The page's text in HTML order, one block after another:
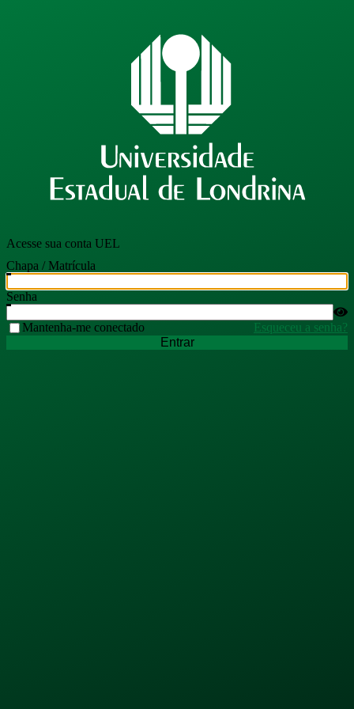
Acesse sua conta UEL
Chapa / Matrícula
Senha
Mantenha-me conectado
Esqueceu a senha?
Entrar